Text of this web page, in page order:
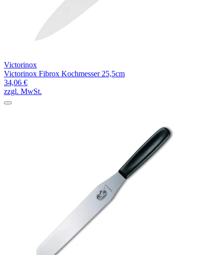
Victorinox
Victorinox Fibrox Kochmesser 25,5cm
34,06 €
zzgl. MwSt.